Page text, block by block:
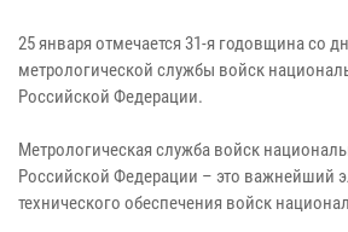
25 января отмечается 31-я годовщина со
метрологической службы войск
Российской Федерации.
Метрологическая служба войск
Российской Федерации – это важнейший
технического обеспечения войск